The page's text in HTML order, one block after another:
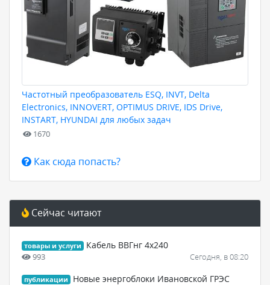
Частотный преобразователь ESQ, INVT, Delta
Electronics, INNOVERT, OPTIMUS DRIVE, IDS Drive,
INSTART, HYUNDAI для любых задач
1670
Как сюда попасть?
Сейчас читают
товары и услуги Кабель ВВГнг 4х240
993 Сегодня, в 08:20
публикации
Новые энергоблоки Ивановской ГРЭС